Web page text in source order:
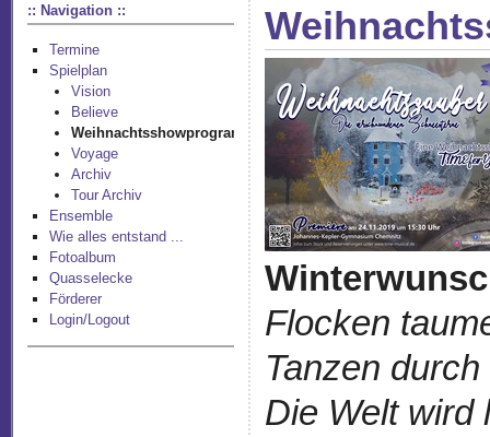
:: Navigation ::
Termine
Spielplan
Vision
Believe
Weihnachtsshowprogramm
Voyage
Archiv
Tour Archiv
Ensemble
Wie alles entstand ...
Fotoalbum
Quasselecke
Förderer
Login/Logout
Flocken
Tanzen
Die Welt wird